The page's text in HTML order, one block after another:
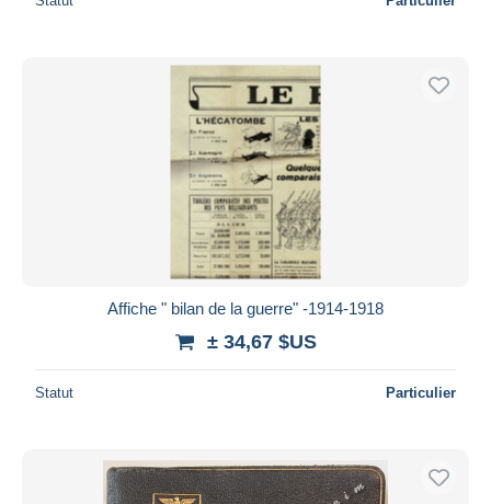
Affiche " bilan de la guerre" -1914-1918
± 34,67 $US
Statut Particulier